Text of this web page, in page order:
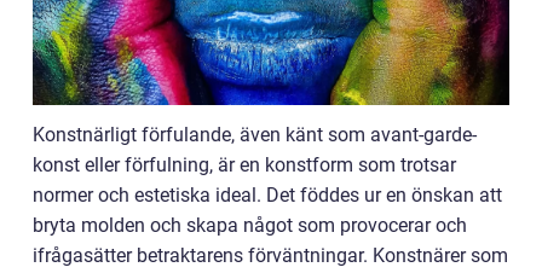
Konstnärligt förfulande, även känt som avant-garde-
konst eller förfulning, är en konstform som trotsar
normer och estetiska ideal. Det föddes ur en önskan att
bryta molden och skapa något som provocerar och
ifrågasätter betraktarens förväntningar. Konstnärer som